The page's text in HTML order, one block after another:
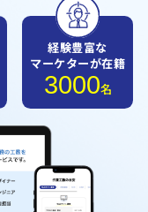
経験豊富な
マーケターが在籍
3000名